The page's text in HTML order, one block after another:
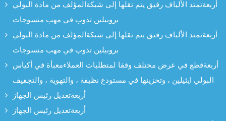
أربعةتمتد الألياف رقيق يتم نقلها إلى شبكةالمؤلف من مادة البولي
بروبيلين تذوب في مهب منسوجات
أربعةتمتد الألياف رقيق يتم نقلها إلى شبكةالمؤلف من مادة البولي
بروبيلين تذوب في مهب منسوجات
أربعةقطع في عرض مختلف وفقا لمتطلبات العملاءمعبأة في أكياس
البولي ايثيلين ، وتخزينها في مستودع نظيفة ، والتهوية ، والتجفيف
أربعةتعديل رئيس الجهاز
أربعةتعديل رئيس الجهاز